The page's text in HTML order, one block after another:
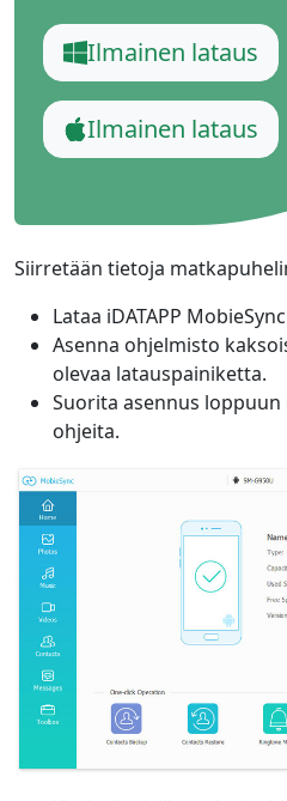
Ilmainen lataus
Ilmainen lataus
Siirretään tietoja
Lataa iDATAPP
Asenna ohjelmisto
olevaa latauspainiketta.
Suorita asennus
ohjeita.